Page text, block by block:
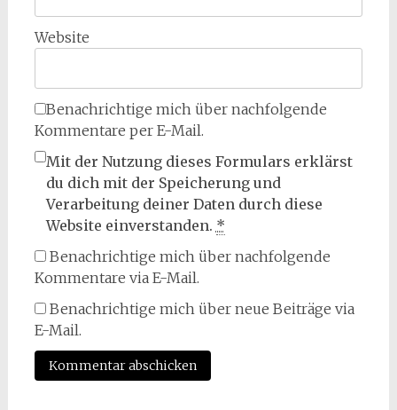
Website
Benachrichtige mich über nachfolgende
Kommentare per E-Mail.
Mit der Nutzung dieses Formulars erklärst
du dich mit der Speicherung und
Verarbeitung deiner Daten durch diese
Website einverstanden. *
Benachrichtige mich über nachfolgende
Kommentare via E-Mail.
Benachrichtige mich über neue Beiträge via
E-Mail.